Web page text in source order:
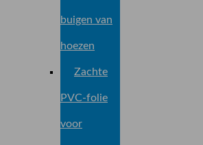
buigen van
hoezen
Zachte
PVC-folie
voor